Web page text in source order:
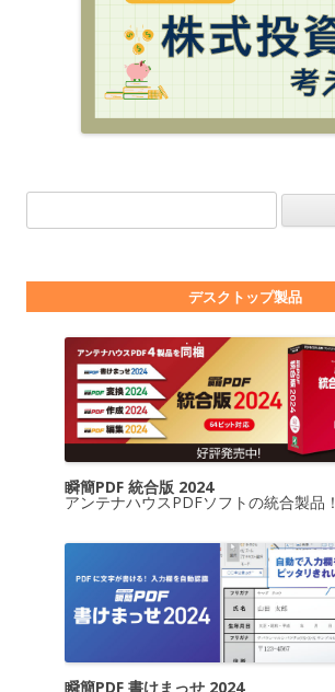
デスクトップ製品
瞬簡PDF 統合版 2024
アンテナハウスPDFソフトの統合製品！
瞬簡PDF 書けまっせ 2024